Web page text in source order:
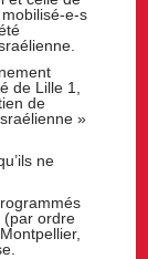
e-s
de Lille 1,
de
»
ne
(par ordre